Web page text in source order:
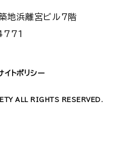
地浜離宮ビル7階
イトポリシー
ALL RIGHTS RESERVED.